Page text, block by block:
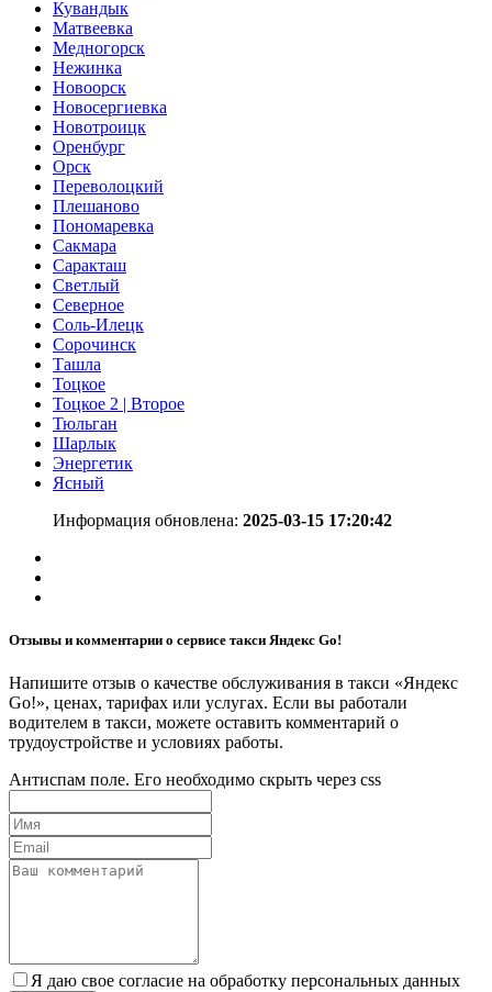
Кувандык
Матвеевка
Медногорск
Нежинка
Новоорск
Новосергиевка
Новотроицк
Оренбург
Орск
Переволоцкий
Плешаново
Пономаревка
Сакмара
Саракташ
Светлый
Северное
Соль-Илецк
Сорочинск
Ташла
Тоцкое
Тоцкое 2 | Второе
Тюльган
Шарлык
Энергетик
Ясный
Информация обновлена: 2025-03-15 17:20:42
Отзывы и комментарии о сервисе такси Яндекс Go!
Напишите отзыв о качестве обслуживания в такси «Яндекс
Go!», ценах, тарифах или услугах. Если вы работали
водителем в такси, можете оставить комментарий о
трудоустройстве и условиях работы.
Антиспам поле. Его необходимо скрыть через css
Я даю свое согласие на обработку персональных данных